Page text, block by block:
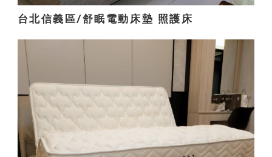
台北信義區/舒眠電動床墊 照護床